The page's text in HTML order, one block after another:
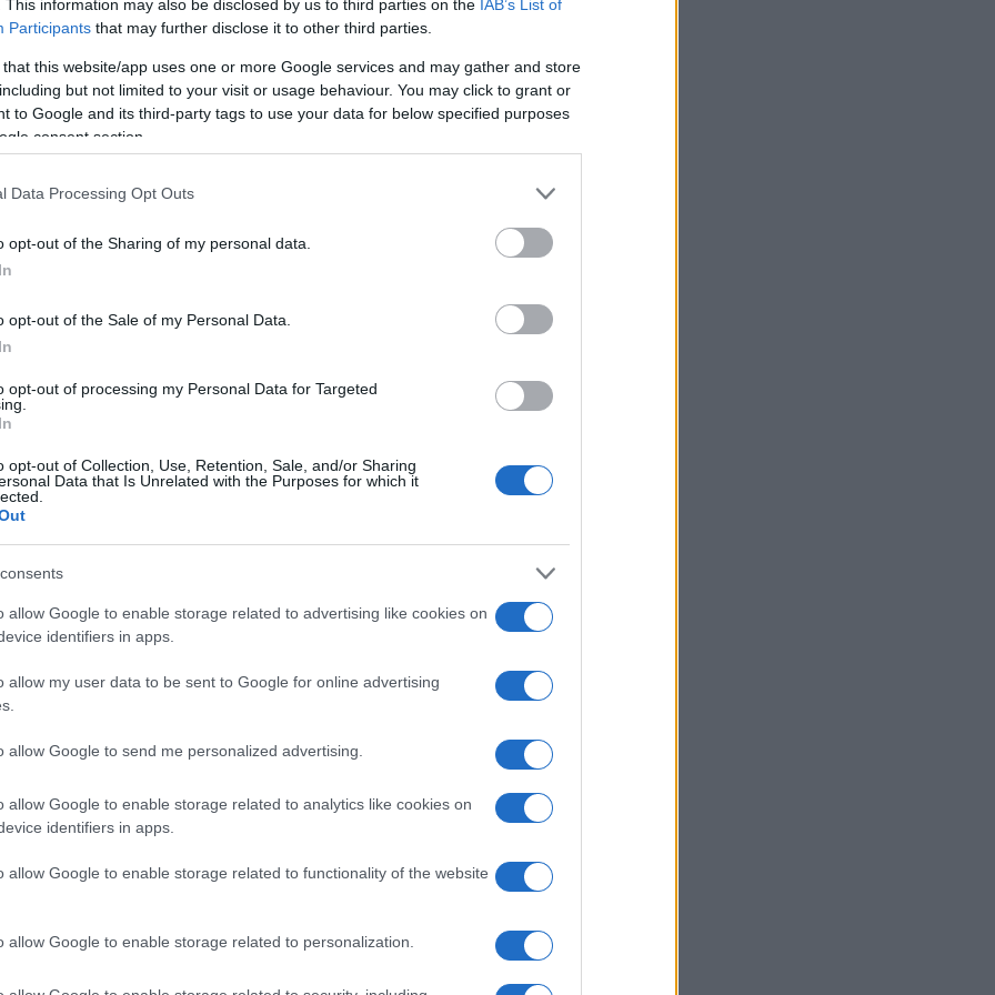
This information may also be disclosed by us to third parties on the IAB’s List of
Participants that may further disclose it to other third parties.
that this website/app uses one or more Google services and may gather and store
but not limited to your visit or usage behaviour. You may click to grant or
to Google and its third-party tags to use your data for below specified purposes
consent section.
Data Processing Opt Outs
opt-out of the Sharing of my personal data.
opt-out of the Sale of my Personal Data.
opt-out of processing my Personal Data for Targeted
opt-out of Collection, Use, Retention, Sale, and/or Sharing
Data that Is Unrelated with the Purposes for which it
allow Google to enable storage related to advertising like cookies on
identifiers in apps.
allow my user data to be sent to Google for online advertising
allow Google to send me personalized advertising.
allow Google to enable storage related to analytics like cookies on
identifiers in apps.
allow Google to enable storage related to functionality of the website
allow Google to enable storage related to personalization.
φέρονται να μετακινήθηκαν στην
Πόντο
έχει αποσαφηνιστεί πλήρως. Κατά καιρούς
που συνδέουν τους Καρατζάδες με την
του ευρύτερου ελληνικού χώρου.
ήδη από τον 18ο και τον 19ο αιώνα
την Τραπεζούντα. Σύμφωνα με αυτήν, οι
επιφανείς οικογένειες του ελληνισμού
στην οθωμανική πρωτεύουσα μετά την
αυτοκρατορίας της Ανατολής.
που επίσης θεωρούνται ποντιακής
και οι
είτε όχι, αποτυπώνει τη σημαντική παρουσία
Πόντου στους ανώτερους κύκλους της
αιώνες.
της οθωμανικής διοίκησης
των Καρατζάδων γίνεται σαφέστερη από
οικογένειας θεωρείται οΚωνσταντίνος
ως αρχιχασάπης του σουλτάνου Μεχμέτ Δ’.
λειτουργία· αποτελούσε ένδειξη
άνοιγε τον δρόμο για περαιτέρω άνοδο.